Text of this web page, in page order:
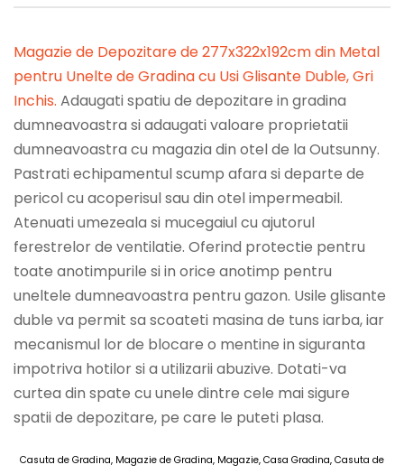
Magazie de Depozitare de 277x322x192cm din Metal
pentru Unelte de Gradina cu Usi Glisante Duble, Gri
Inchis. Adaugati spatiu de depozitare in gradina
dumneavoastra si adaugati valoare proprietatii
dumneavoastra cu magazia din otel de la Outsunny.
Pastrati echipamentul scump afara si departe de
pericol cu acoperisul sau din otel impermeabil.
Atenuati umezeala si mucegaiul cu ajutorul
ferestrelor de ventilatie. Oferind protectie pentru
toate anotimpurile si in orice anotimp pentru
uneltele dumneavoastra pentru gazon. Usile glisante
duble va permit sa scoateti masina de tuns iarba, iar
mecanismul lor de blocare o mentine in siguranta
impotriva hotilor si a utilizarii abuzive. Dotati-va
curtea din spate cu unele dintre cele mai sigure
spatii de depozitare, pe care le puteti plasa.
Casuta de Gradina, Magazie de Gradina, Magazie, Casa Gradina, Casuta de